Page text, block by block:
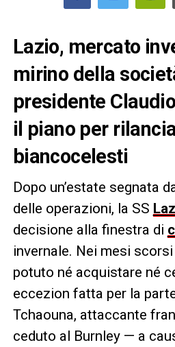
Lazio, mercato
mirino della
presidente
il piano per
biancocelesti
Dopo un’estate segnata
delle operazioni, la SS
decisione alla finestra di
invernale. Nei mesi
potuto né acquistare né
eccezion fatta per la
Tchaouna, attaccante
ceduto al Burnley — a